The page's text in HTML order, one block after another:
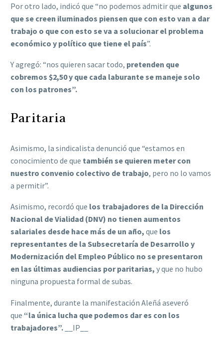
Por otro lado, indicó que “no podemos admitir que algunos
que se creen iluminados piensen que con esto van a dar
trabajo o que con esto se va a solucionar el problema
económico y político que tiene el país”.
Y agregó: “nos quieren sacar todo, pretenden que
cobremos $2,50 y que cada laburante se maneje solo
con los patrones”.
Paritaria
Asimismo, la sindicalista denunció que “estamos en
conocimiento de que también se quieren meter con
nuestro convenio colectivo de trabajo, pero no lo vamos
a permitir”.
Asimismo, recordó que los trabajadores de la Dirección
Nacional de Vialidad (DNV) no tienen aumentos
salariales desde hace más de un año, que los
representantes de la Subsecretaría de Desarrollo y
Modernización del Empleo Público no se presentaron
en las últimas audiencias por paritarias, y que no hubo
ninguna propuesta formal de subas.
Finalmente, durante la manifestación Aleñá aseveró
que “la única lucha que podemos dar es con los
trabajadores”.
__IP__